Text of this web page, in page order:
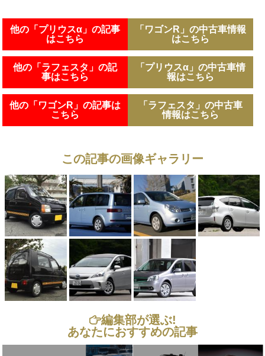
他の「プリウスα」の記事
はこちら
他の「ラフェスタ」の記
事はこちら
他の「ワゴンR」の記事は
こちら
「ワゴンR」の中古車情報
はこちら
「プリウスα」の中古車情
報はこちら
「ラフェスタ」の中古車
情報はこちら
この記事の画像ギャラリー
編集部が選ぶ!
あなたにおすすめの記事